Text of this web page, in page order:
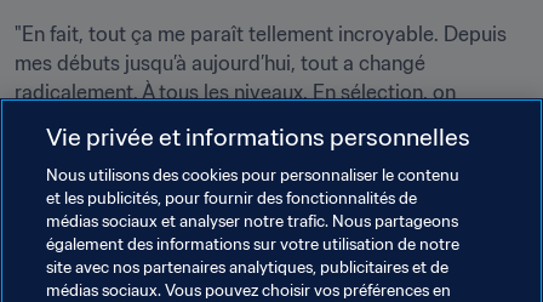
"En fait, tout ça me paraît tellement incroyable. Depuis
mes débuts jusqu’à aujourd’hui, tout a changé
radicalement. À tous les niveaux. En sélection, on
préparation physique est plus poussée, on joue
davantage de matches amicaux. Il y a également plus
d’attention de la part des médias, plus de publicité, plus
d’intérêt. Il faut continuer à progresser, étape après
étape. Le football féminin connaît une évolution
Vie privée et informations personnelles
Nous utilisons des cookies pour personnaliser le contenu
et les publicités, pour fournir des fonctionnalités de
médias sociaux et analyser notre trafic. Nous partageons
également des informations sur votre utilisation de notre
site avec nos partenaires analytiques, publicitaires et de
médias sociaux. Vous pouvez choisir vos préférences en